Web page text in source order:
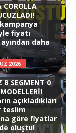
COROLLA
kampanya
fiyatı
daha
2026
B SEGMENT 0
açıkladıkları
teslim
göre fiyatlar
oluştu!